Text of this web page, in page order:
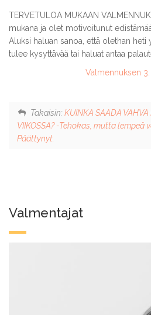
TERVETULOA MUKAAN
mukana ja olet motivoitunut
Aluksi haluan sanoa, että olethan heti
tulee kysyttävää tai haluat antaa
Valmennuksen
Takaisin: KUINKA SAADA VAHVA
VIIKOSSA? -Tehokas, mutta lempeä
Päättynyt.
Valmentajat